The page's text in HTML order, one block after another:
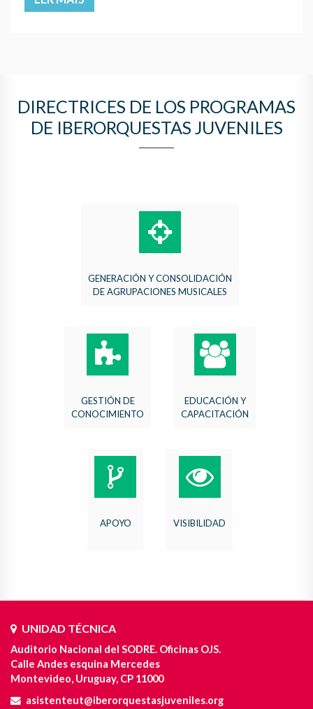
DIRECTRICES DE LOS PROGRAMAS
DE IBERORQUESTAS JUVENILES
GENERACIÓN Y CONSOLIDACIÓN
DE AGRUPACIONES MUSICALES
GESTIÓN DE
CONOCIMIENTO
EDUCACIÓN Y
CAPACITACIÓN
APOYO VISIBILIDAD
UNIDAD TÉCNICA
Auditorio Nacional del SODRE. Oficinas OJS.
Calle Andes esquina Mercedes
Montevideo, Uruguay, CP 11000
asistenteut@iberorquestasjuveniles.org